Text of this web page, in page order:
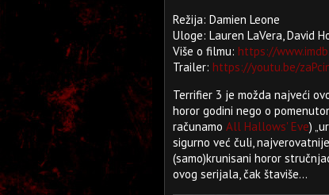
Režija: Damien Leone
Uloge: Lauren LaVera, David
Više o filmu: https://
Trailer: https://youtu.be/
Terrifier 3 je možda najveći
horor godini nego o
računamo All Hallows' Eve)
sigurno već čuli,
(samo)krunisani horor
ovog serijala, čak štaviše...